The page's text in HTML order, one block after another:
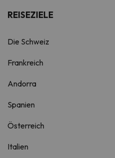
REISEZIELE
Die Schweiz
Frankreich
Andorra
Spanien
Österreich
Italien